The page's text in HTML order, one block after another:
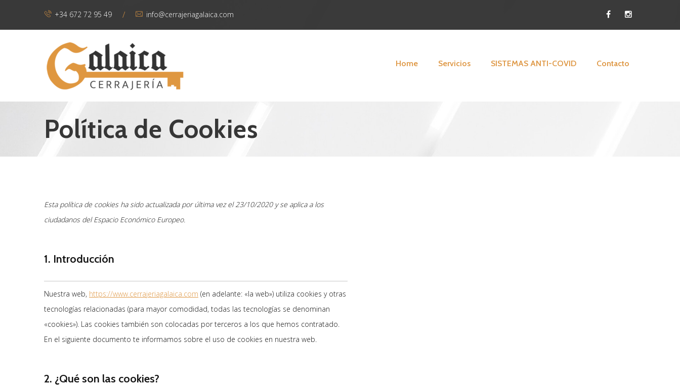
+34 672 72 95 49 / info@cerrajeriagalaica.com
Home Servicios SISTEMAS ANTI-COVID Contacto
Política de Cookies
Esta política de cookies ha sido actualizada por última vez el 23/10/2020 y se aplica a los
ciudadanos del Espacio Económico Europeo.
1. Introducción
Nuestra web, https://www.cerrajeriagalaica.com (en adelante: «la web») utiliza cookies y otras
tecnologías relacionadas (para mayor comodidad, todas las tecnologías se denominan
«cookies»). Las cookies también son colocadas por terceros a los que hemos contratado.
En el siguiente documento te informamos sobre el uso de cookies en nuestra web.
2. ¿Qué son las cookies?